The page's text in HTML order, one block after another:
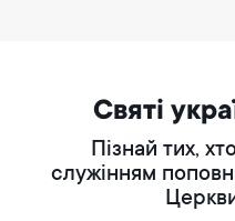
Святі
Пізнай тих,
служінням